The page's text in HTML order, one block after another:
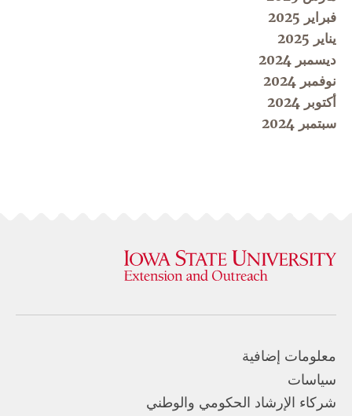
فبراير 2025
يناير 2025
ديسمبر 2024
نوفمبر 2024
أكتوبر 2024
سبتمبر 2024
معلومات إضافية
سياسات
شركاء الإرشاد الحكومي والوطني